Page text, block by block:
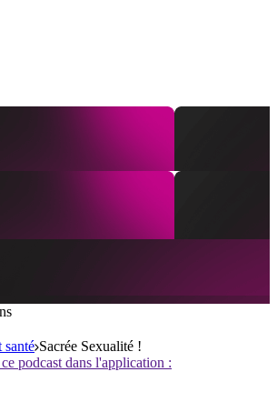
santé Sacrée Sexualité !
podcast dans l'application :